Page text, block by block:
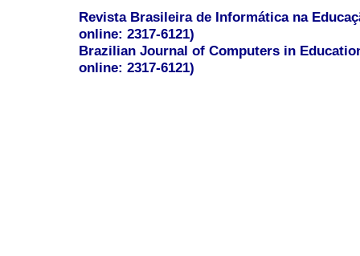
Revista Brasileira de Informática na
online: 2317-6121)
Brazilian Journal of Computers in
online: 2317-6121)